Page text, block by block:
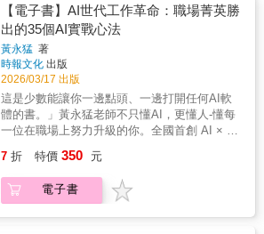
理論與作者多年指導經驗，教你如何從根源調
整振動頻率。當你從「物質層」轉換到「零點
場層」，那些困擾你的高牆，就能不費吹灰之
力地瞬間消散！不論你是⋯⋯．深受人際關係
困擾，想尋求轉機．受時間與金錢限制，想活
出富足人生．處於高度壓力與批評中，想找回
內心平靜．渴望突破思考框架，想獲得無窮靈
感現在，就讓《人生阻礙瞬間消失！「量子力
牆」的世界。（※因應印刷需要，內頁實際印
刷的顏色會與預覽有所差異。※）
學、溝通理論與行為經濟學等，以「妥善安排
事情，使其順利進行」為主旨，整理出一套能
應用於生活上方方面面、無論個人或組織在面
對目標時皆能靈活運用的「管理學」。全書藉
由對比「擅長整頓」及「不擅整頓」的例子，
從實際整理、收納生活環境，一路延伸至整頓
工作內容、思考內容、情緒與人際等。此外，
每章都特地將篇幅濃縮成「3分鐘」可讀完的長
度。隨著每天3分鐘的學習與實踐，帶領讀者逐
漸掌握更有條理的生活方式、找回遺失的時間
時，轉而花在對自己更重要、更有意義的事物
上，擺脫忙亂人生，讓生活越過越順！
【電子書】AI世代工作革命：職場菁英勝
出的35個AI實戰心法
黃永猛 著
時報文化 出版
2026/03/17 出版
這是少數能讓你一邊點頭、一邊打開任何AI軟
體的書。」黃永猛老師不只懂AI，更懂人-懂每
一位在職場上努力升級的你。全國首創 AI × 職
2.痛點診斷3. AI實戰心法4.應用場景5.黃老師專
業提點適用所有主管、業務、行銷、人資全職
場族群讀完即可上手，立刻提升AI競爭力AI工
7 折 特價 350 元
電子書